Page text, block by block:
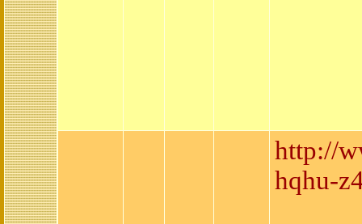
http://
hqhu-